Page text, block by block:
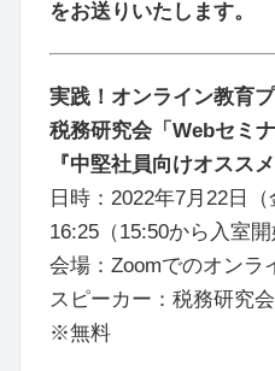
をお送りいたします。
実践！オンライン教育
税務研究会「Webセミ
『中堅社員向けオスス
日時：2022年7月22日（
16:25（15:50から入室開
会場：Zoomでのオンラ
スピーカー：税務研究
※無料